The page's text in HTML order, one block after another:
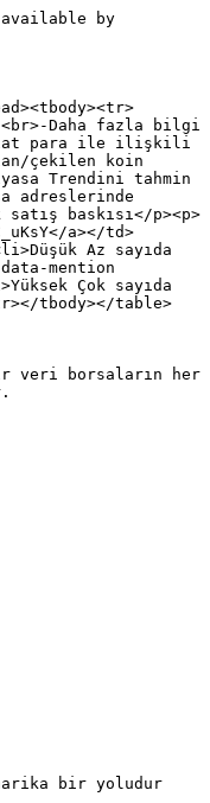
by
Daha fazla bilgi
Fiat para ile ilişkili
çekilen koin
Trendini tahmin
adreslerinde
baskısı</p><p>
a></td>
Az sayıda
mention
Çok sayıda
tbody></table>
veri borsaların her
bir yoludur